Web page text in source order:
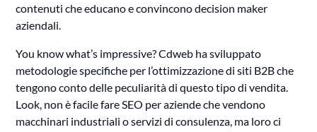
contenuti che educano e convincono decision maker
aziendali.
You know what’s impressive? Cdweb ha sviluppato
metodologie specifiche per l’ottimizzazione di siti B2B che
tengono conto delle peculiarità di questo tipo di vendita.
Look, non è facile fare SEO per aziende che vendono
macchinari industriali o servizi di consulenza, ma loro ci